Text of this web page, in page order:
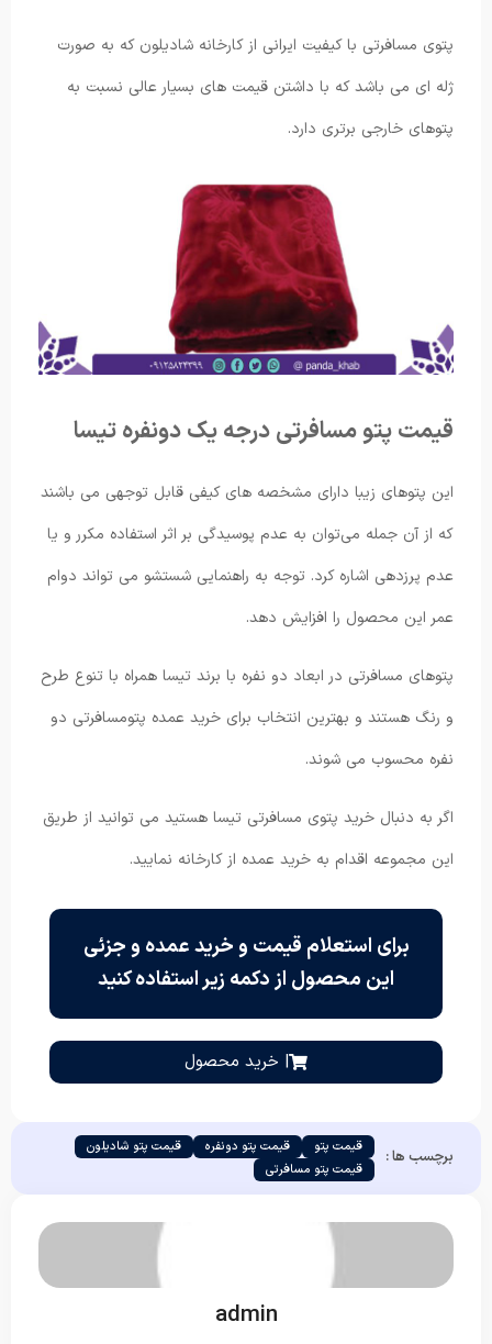
پتوی مسافرتی با کیفیت ایرانی از کارخانه شادیلون که به صورت
ژله ای می باشد که با داشتن قیمت های بسیار عالی نسبت به
پتوهای خارجی برتری دارد.
قیمت پتو مسافرتی درجه یک دونفره تیسا
این پتوهای زیبا دارای مشخصه های کیفی قابل توجهی می باشند
که از آن جمله می‌توان به عدم پوسیدگی بر اثر استفاده مکرر و یا
عدم پرزدهی اشاره کرد. توجه به راهنمایی شستشو می تواند دوام
عمر این محصول را افزایش دهد.
پتوهای مسافرتی در ابعاد دو نفره با برند تیسا همراه با تنوع طرح
و رنگ هستند و بهترین انتخاب برای خرید عمده پتومسافرتی دو
نفره محسوب می شوند.
اگر به دنبال خرید پتوی مسافرتی تیسا هستید می توانید از طریق
این مجموعه اقدام به خرید عمده از کارخانه نمایید.
برای استعلام قیمت و خرید عمده و جزئی
این محصول از دکمه زیر استفاده کنید
| خرید محصول
برچسب ها : قیمت پتو قیمت پتو دونفره
قیمت پتو شادیلون
قیمت پتو مسافرتی
admin